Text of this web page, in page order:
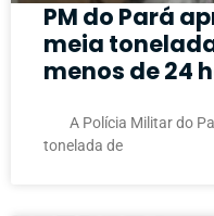
PM do Pará
meia
menos de 24
A Polícia Militar do
tonelada de